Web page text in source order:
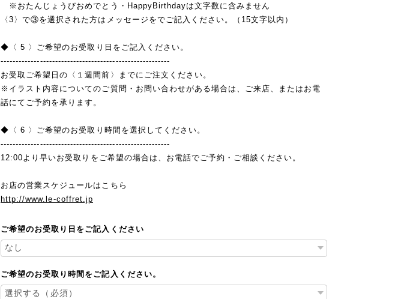
※おたんじょうびおめでとう・HappyBirthdayは文字数に含みません
〈3〉で③を選択された方はメッセージをでご記入ください。（15文字以内）
◆〈 5 〉ご希望のお受取り日をご記入ください。
--------------------------------------------------------
お受取ご希望日の〈１週間前〉までにご注文ください。
※イラスト内容についてのご質問・お問い合わせがある場合は、ご来店、またはお電
話にてご予約を承ります。
◆〈 6 〉ご希望のお受取り時間を選択してください。
--------------------------------------------------------
12:00より早いお受取りをご希望の場合は、お電話でご予約・ご相談ください。
お店の営業スケジュールはこちら
http://www.le-coffret.jp
ご希望のお受取り日をご記入ください
ご希望のお受取り時間をご記入ください。